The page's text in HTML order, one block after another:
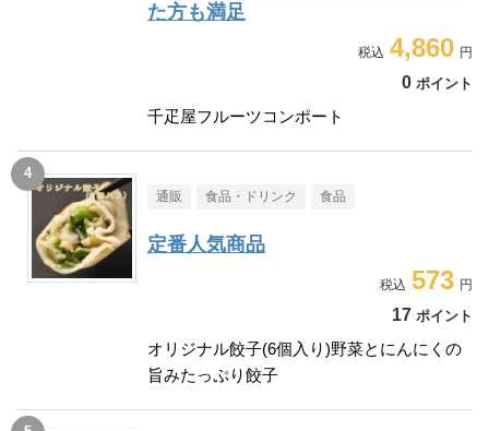
た方も満足
4,860
0 ポイント
千疋屋フルーツコンポート
通販 食品・ドリンク 食品
定番人気商品
573
17 ポイント
オリジナル餃子(6個入り)野菜とにんにくの
旨みたっぷり餃子